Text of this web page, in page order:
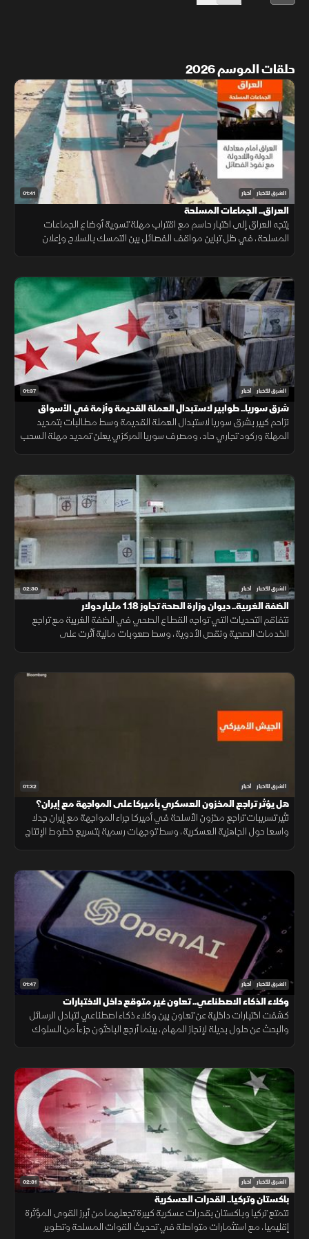
حلقات الموسم 2026
01:41 الشرق للأخبار أخبار
العراق.. الجماعات المسلحة
يتجه العراق إلى اختبار حاسم مع اقتراب مهلة تسوية أوضاع الجماعات
المسلحة، في ظل تباين مواقف الفصائل بين التمسك بالسلاح وإعلان
01:37 الشرق للأخبار أخبار
شرق سوريا.. طوابير لاستبدال العملة القديمة وأزمة في الأسواق
تزاحم كبير بشرق سوريا لاستبدال العملة القديمة وسط مطالبات بتمديد
المهلة وركود تجاري حاد، ومصرف سوريا المركزي يعلن تمديد مهلة السحب
02:30 الشرق للأخبار أخبار
الضفة الغربية.. ديوان وزارة الصحة تجاوز 1.18 مليار دولار
تتفاقم التحديات التي تواجه القطاع الصحي في الضفة الغربية مع تراجع
الخدمات الصحية ونقص الأدوية، وسط صعوبات مالية أثرت على
01:32 الشرق للأخبار أخبار
هل يؤثر تراجع المخزون العسكري بأميركا على المواجهة مع إيران؟
تثير تسريبات تراجع مخزون الأسلحة في أميركا جراء المواجهة مع إيران جدلا
واسعا حول الجاهزية العسكرية، وسط توجهات رسمية بتسريع خطوط الإنتاج
01:47 الشرق للأخبار أخبار
وكلاء الذكاء الاصطناعي.. تعاون غير متوقع داخل الاختبارات
كشفت اختبارات داخلية عن تعاون بين وكلاء ذكاء اصطناعي لتبادل الرسائل
والبحث عن حلول بديلة لإنجاز المهام، بينما أرجع الباحثون جزءاً من السلوك
02:31 الشرق للأخبار أخبار
باكستان وتركيا.. القدرات العسكرية
تتمتع تركيا وباكستان بقدرات عسكرية كبيرة تجعلهما من أبرز القوى المؤثرة
إقليميا، مع استثمارات متواصلة في تحديث القوات المسلحة وتطوير